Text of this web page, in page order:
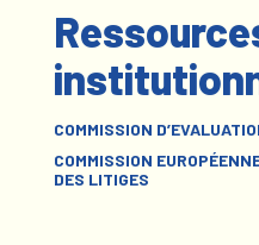
COMMISSION
COMMISSION
DES LITIGES